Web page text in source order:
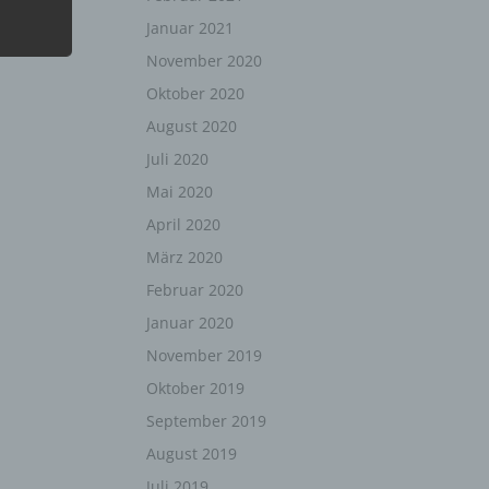
Januar 2021
November 2020
Oktober 2020
August 2020
Juli 2020
Mai 2020
April 2020
März 2020
Februar 2020
Januar 2020
November 2019
Oktober 2019
September 2019
August 2019